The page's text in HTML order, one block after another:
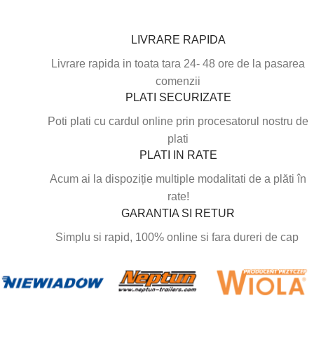
LIVRARE RAPIDA
Livrare rapida in toata tara 24- 48 ore de la pasarea
comenzii
PLATI SECURIZATE
Poti plati cu cardul online prin procesatorul nostru de
plati
PLATI IN RATE
Acum ai la dispoziție multiple modalitati de a plăti în
rate!
GARANTIA SI RETUR
Simplu si rapid, 100% online si fara dureri de cap